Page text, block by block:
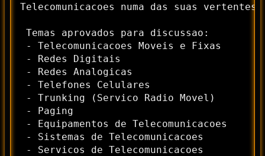
Telecomunicacoes numa das suas vertentes.
Temas aprovados para discussao:
- Telecomunicacoes Moveis e Fixas
- Redes Digitais
- Redes Analogicas
- Telefones Celulares
- Trunking (Servico Radio Movel)
- Paging
- Equipamentos de Telecomunicacoes
- Sistemas de Telecomunicacoes
- Servicos de Telecomunicacoes